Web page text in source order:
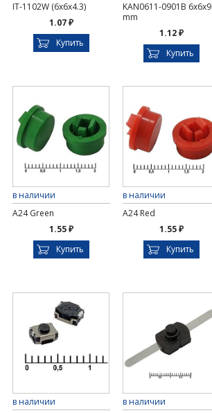
IT-1102W (6x6x4.3)
1.07 ₽
Купить
KAN0611-0901B 6x6x9
mm
1.12 ₽
Купить
в наличии
A24 Green
1.55 ₽
Купить
в наличии
A24 Red
1.55 ₽
Купить
в наличии
в наличии